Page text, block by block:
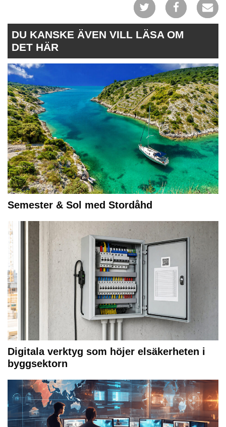
DU KANSKE ÄVEN VILL LÄSA OM
DET HÄR
Semester & Sol med Stordåhd
Digitala verktyg som höjer elsäkerheten i
byggsektorn